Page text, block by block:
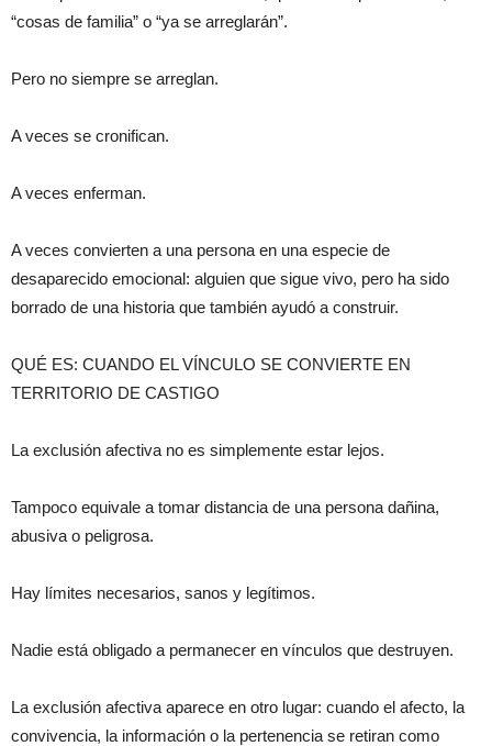
“cosas de familia” o “ya se arreglarán”.
Pero no siempre se arreglan.
A veces se cronifican.
A veces enferman.
A veces convierten a una persona en una especie de
desaparecido emocional: alguien que sigue vivo, pero ha sido
borrado de una historia que también ayudó a construir.
QUÉ ES: CUANDO EL VÍNCULO SE CONVIERTE EN
TERRITORIO DE CASTIGO
La exclusión afectiva no es simplemente estar lejos.
Tampoco equivale a tomar distancia de una persona dañina,
abusiva o peligrosa.
Hay límites necesarios, sanos y legítimos.
Nadie está obligado a permanecer en vínculos que destruyen.
La exclusión afectiva aparece en otro lugar: cuando el afecto, la
convivencia, la información o la pertenencia se retiran como